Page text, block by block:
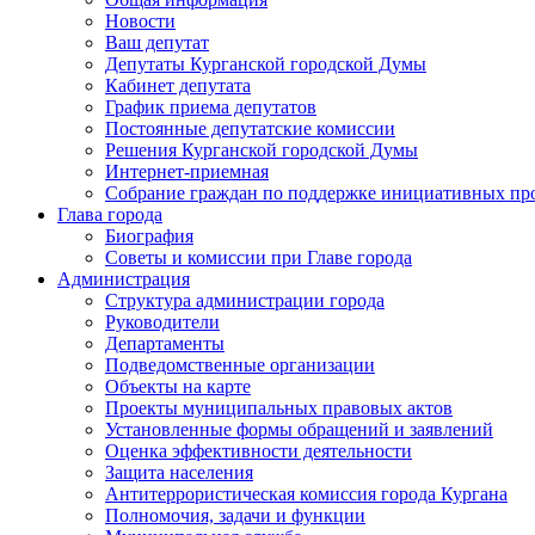
Новости
Ваш депутат
Депутаты Курганской городской Думы
Кабинет депутата
График приема депутатов
Постоянные депутатские комиссии
Решения Курганской городской Думы
Интернет-приемная
Собрание граждан по поддержке инициативных
Глава города
Биография
Советы и комиссии при Главе города
Администрация
Структура администрации города
Руководители
Департаменты
Подведомственные организации
Объекты на карте
Проекты муниципальных правовых актов
Установленные формы обращений и заявлений
Оценка эффективности деятельности
Защита населения
Антитеррористическая комиссия города Кургана
Полномочия, задачи и функции